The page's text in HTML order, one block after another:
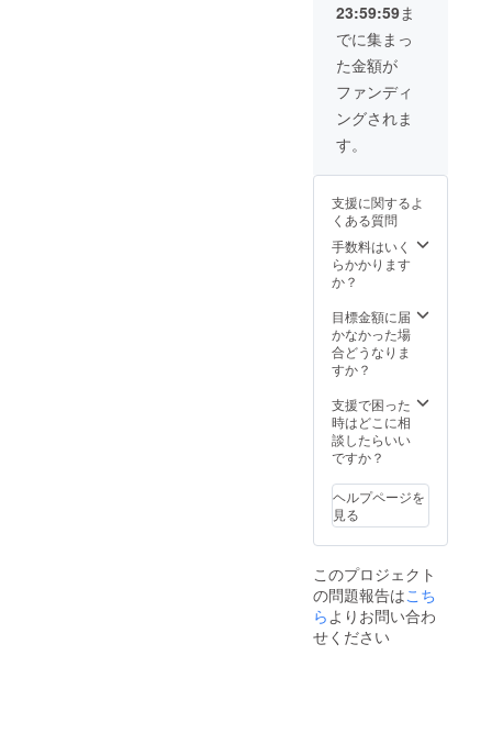
23:59:59ま
でに集まっ
た金額が
ファンディ
ングされま
す。
支援に関するよ
くある質問
手数料はいく
らかかります
か？
目標金額に届
かなかった場
合どうなりま
すか？
支援で困った
時はどこに相
談したらいい
ですか？
ヘルプページを
見る
このプロジェクト
の問題報告はこち
らよりお問い合わ
せください